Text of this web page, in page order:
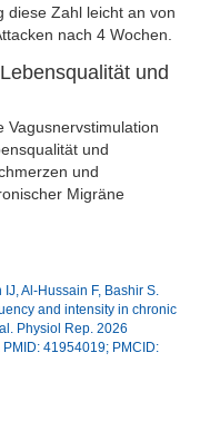
diese Zahl leicht an von
nach 4 Wochen.
und
Vagusnervstimulation
und
und
Migräne
Al-Hussain F, Bashir S.
and intensity in chronic
Physiol Rep. 2026
41954019; PMCID: